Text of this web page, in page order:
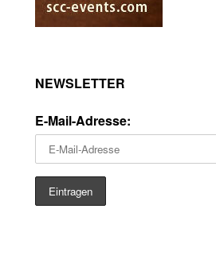
NEWSLETTER
E-Mail-Adresse: